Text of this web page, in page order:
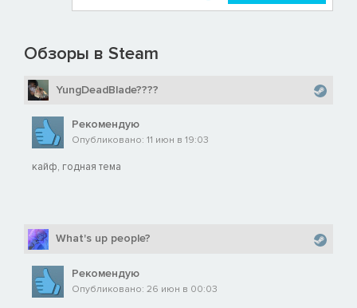
Обзоры в Steam
YungDeadBlade????
Рекомендую
Опубликовано: 11 июн в 19:03
кайф, годная тема
What's up people?
Рекомендую
Опубликовано: 26 июн в 00:03